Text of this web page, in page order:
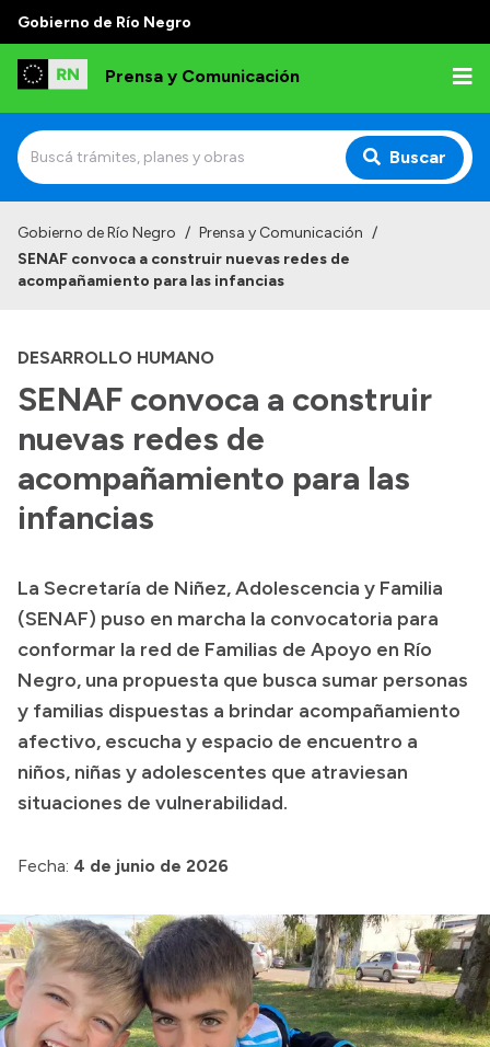
Gobierno de Río Negro
Prensa y Comunicación
Buscar
Institucional
Referentes de prensa
Archivo de noticias
Transparencia
Presupuesto
Compras y licitaciones
Consulta de expedientes
Consulta de pago a proveedores
Convocatorias
Intranet
Login
Gobierno de Río Negro / Prensa y Comunicación /
SENAF convoca a construir nuevas redes de
acompañamiento para las infancias
DESARROLLO HUMANO
SENAF convoca a construir
nuevas redes de
acompañamiento para las
infancias
La Secretaría de Niñez, Adolescencia y Familia
(SENAF) puso en marcha la convocatoria para
conformar la red de Familias de Apoyo en Río
Negro, una propuesta que busca sumar personas
y familias dispuestas a brindar acompañamiento
afectivo, escucha y espacio de encuentro a
niños, niñas y adolescentes que atraviesan
situaciones de vulnerabilidad.
Fecha: 4 de junio de 2026